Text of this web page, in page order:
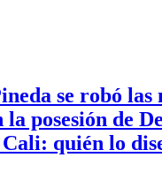
se robó las
la posesión de
quién lo